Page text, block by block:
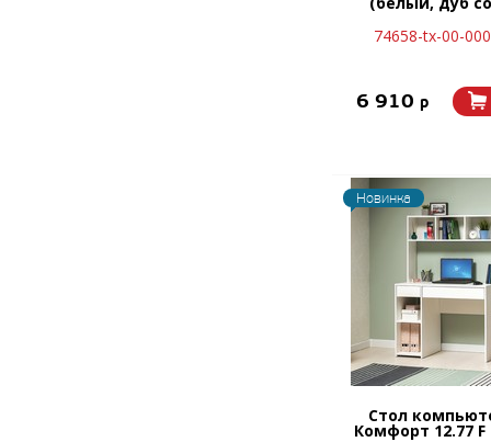
74658-tx-00-
6 910 p
Новинка
Стол
Комфорт 12.77